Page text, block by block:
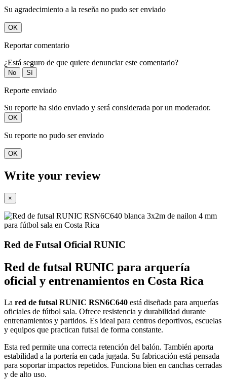
Su agradecimiento a la reseña no pudo ser enviado
OK
Reportar comentario
¿Está seguro de que quiere denunciar este comentario?
No Sí
Reporte enviado
Su reporte ha sido enviado y será considerada por un moderador.
OK
Su reporte no pudo ser enviado
OK
Write your review
×
Red de Futsal Oficial RUNIC
Red de futsal RUNIC para arquería
oficial y entrenamientos en Costa Rica
La red de futsal RUNIC RSN6C640 está diseñada para arquerías
oficiales de fútbol sala. Ofrece resistencia y durabilidad durante
entrenamientos y partidos. Es ideal para centros deportivos, escuelas
y equipos que practican futsal de forma constante.
Esta red permite una correcta retención del balón. También aporta
estabilidad a la portería en cada jugada. Su fabricación está pensada
para soportar impactos repetidos. Funciona bien en canchas cerradas
y de alto uso.